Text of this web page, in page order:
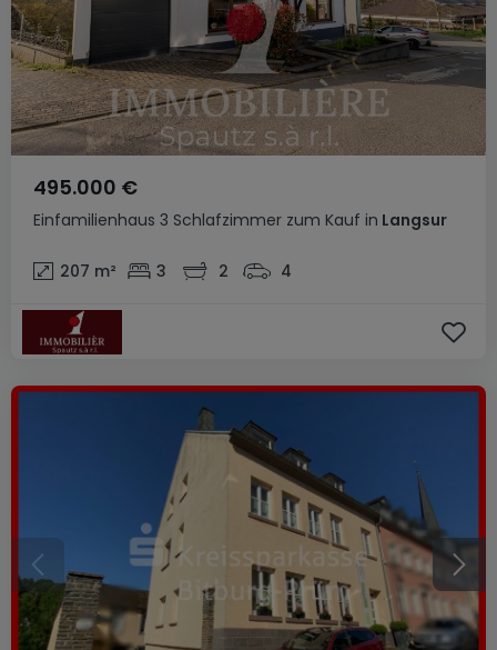
Einfamilienhaus 3 Schlafzimmer zum Kauf in Langsur
495.000 €
207 m² 3 2 4